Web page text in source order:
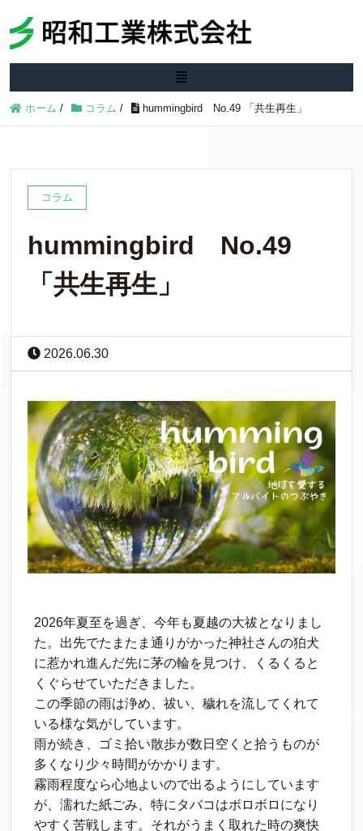
ホーム / コラム / hummingbird No.49 「共生再生」
コラム
hummingbird No.49
「共生再生」
2026.06.30
2026年夏至を過ぎ、今年も夏越の大祓となりまし
た。出先でたまたま通りがかった神社さんの狛犬
に惹かれ進んだ先に茅の輪を見つけ、くるくると
くぐらせていただきました。
この季節の雨は浄め、祓い、穢れを流してくれて
いる様な気がしています。
雨が続き、ゴミ拾い散歩が数日空くと拾うものが
多くなり少々時間がかかります。
霧雨程度なら心地よいので出るようにしています
が、濡れた紙ごみ、特にタバコはボロボロになり
やすく苦戦します。それがうまく取れた時の爽快